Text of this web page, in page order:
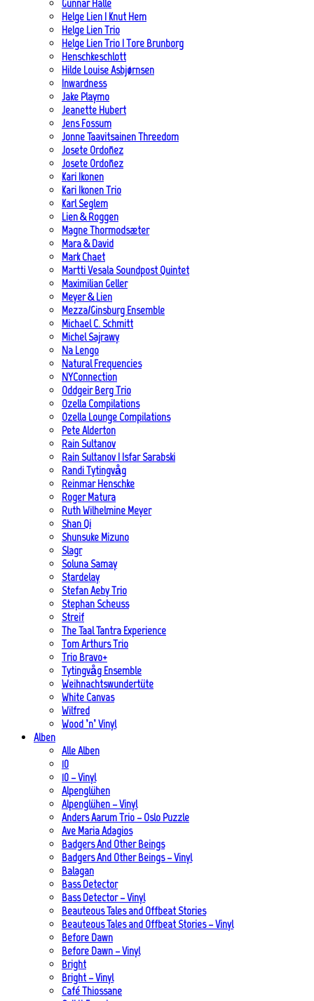
Gunnar Halle
Helge Lien | Knut Hem
Helge Lien Trio
Helge Lien Trio | Tore Brunborg
Henschkeschlott
Hilde Louise Asbjørnsen
Inwardness
Jake Playmo
Jeanette Hubert
Jens Fossum
Jonne Taavitsainen Threedom
Josete Ordoñez
Josete Ordoñez
Kari Ikonen
Kari Ikonen Trio
Karl Seglem
Lien & Roggen
Magne Thormodsæter
Mara & David
Mark Chaet
Martti Vesala Soundpost Quintet
Maximilian Geller
Meyer & Lien
Mezza/Ginsburg Ensemble
Michael C. Schmitt
Michel Sajrawy
Na Lengo
Natural Frequencies
NYConnection
Oddgeir Berg Trio
Ozella Compilations
Ozella Lounge Compilations
Pete Alderton
Rain Sultanov
Rain Sultanov | Isfar Sarabski
Randi Tytingvåg
Reinmar Henschke
Roger Matura
Ruth Wilhelmine Meyer
Shan Qi
Shunsuke Mizuno
Slagr
Soluna Samay
Stardelay
Stefan Aeby Trio
Stephan Scheuss
Streif
The Taal Tantra Experience
Tom Arthurs Trio
Trio Bravo+
Tytingvåg Ensemble
Weihnachtswundertüte
White Canvas
Wilfred
Wood ’n’ Vinyl
Alben
Alle Alben
10
10 – Vinyl
Alpenglühen
Alpenglühen – Vinyl
Anders Aarum Trio – Oslo Puzzle
Ave Maria Adagios
Badgers And Other Beings
Badgers And Other Beings – Vinyl
Balagan
Bass Detector
Bass Detector – Vinyl
Beauteous Tales and Offbeat Stories
Beauteous Tales and Offbeat Stories – Vinyl
Before Dawn
Before Dawn – Vinyl
Bright
Bright – Vinyl
Café Thiossane